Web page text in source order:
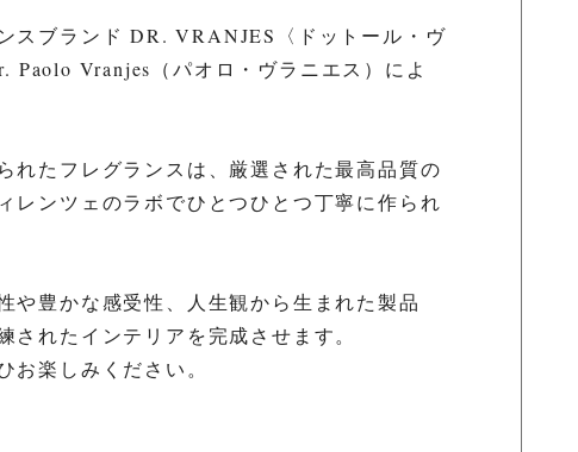
スブランド DR. VRANJES〈ドットール・ヴ
Paolo Vranjes（パオロ・ヴラニエス）によ
れたフレグランスは、厳選された最高品質の
レンツェのラボでひとつひとつ丁寧に作られ
や豊かな感受性、人生観から生まれた製品
れたインテリアを完成させます。
お楽しみください。